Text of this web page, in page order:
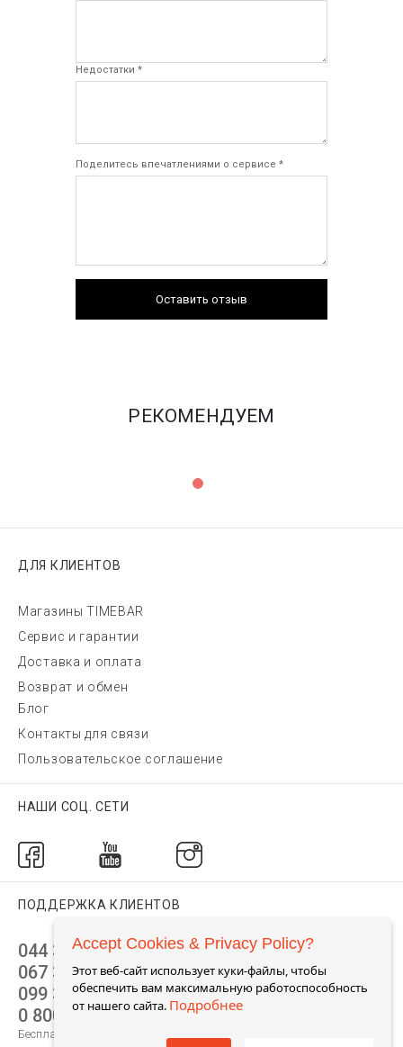
Недостатки *
Поделитесь впечатлениями о сервисе *
Оставить отзыв
РЕКОМЕНДУЕМ
ДЛЯ КЛИЕНТОВ
Магазины TIMEBAR
Сервис и гарантии
Доставка и оплата
Возврат и обмен
Блог
Контакты для связи
Пользовательское соглашение
НАШИ СОЦ. СЕТИ
ПОДДЕРЖКА КЛИЕНТОВ
044 392 44 45
067 344 14 44 (viber)
099 399 23 80
0 800 305 805
Бесплатно по Украине
Accept Cookies & Privacy Policy?
Этот веб-сайт использует куки-файлы, чтобы
обеспечить вам максимальную работоспособность
от нашего сайта. Подробнее